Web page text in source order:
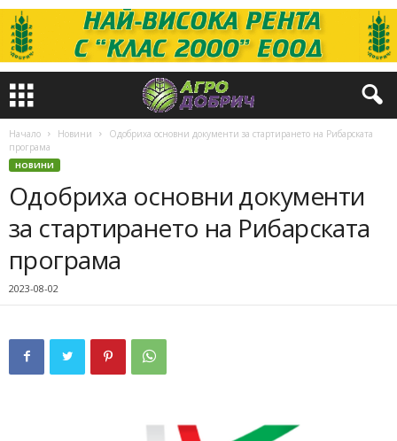
Начало Новини
Одобриха основни документи за стартирането на Рибарската
програма
НОВИНИ
Одобриха основни документи
за стартирането на Рибарската
програма
2023-08-02